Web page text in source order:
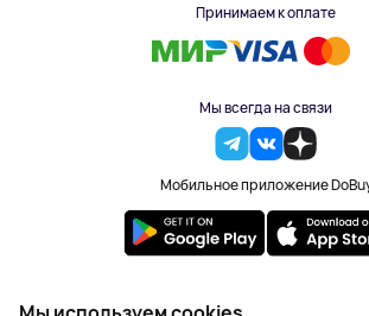
Принимаем к оплате
Мы всегда на связи
Мобильное приложение
2023-2026 © DoBuy. Все права